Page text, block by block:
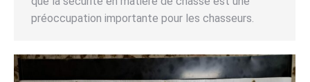
préoccupation importante pour les chasseurs.